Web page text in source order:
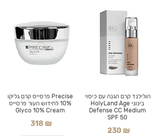
Precise פרסייס קרם גליקו
10% לחידוש העור פרסייס
Glyco 10% Cream
318 ₪
הולילנד קרם הגנה עם כיסוי
בינוני HolyLand Age
Defense CC Medium
SPF 50
230 ₪